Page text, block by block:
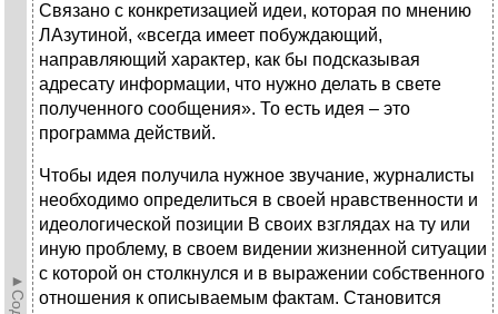
Связано с конкретизацией идеи, которая по мнению
ЛАзутиной, «всегда имеет побуждающий,
направляющий характер, как бы подсказывая
адресату информации, что нужно делать в свете
полученного сообщения». То есть идея – это
программа действий.
Чтобы идея получила нужное звучание, журналисты
необходимо определиться в своей нравственности и
идеологической позиции В своих взглядах на ту или
иную проблему, в своем видении жизненной ситуации
с которой он столкнулся и в выражении собственного
отношения к описываемым фактам. Становится